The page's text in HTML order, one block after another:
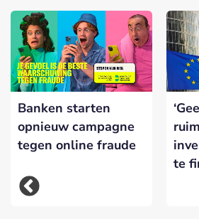
Banken starten
opnieuw campagne
tegen online fraude
te